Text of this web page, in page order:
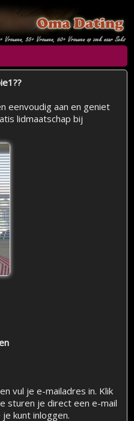
eenvoudig aan en geniet
lidmaatschap bij
vul je e-mailadres in. Klik
sturen je direct een e-mail
kunt inloggen.